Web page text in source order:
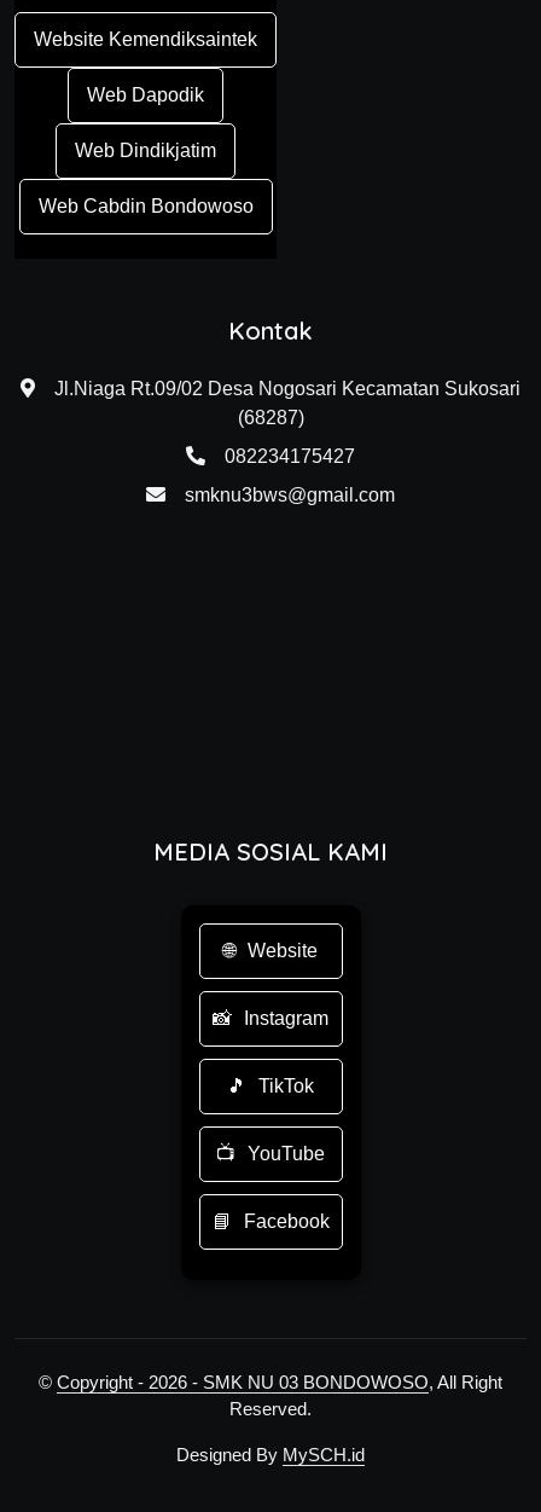
Website Kemendiksaintek
Web Dapodik
Web Dindikjatim
Web Cabdin Bondowoso
Kontak
Jl.Niaga Rt.09/02 Desa Nogosari Kecamatan Sukosari
(68287)
082234175427
smknu3bws@gmail.com
MEDIA SOSIAL KAMI
Website
Instagram
TikTok
YouTube
Facebook
© Copyright - 2026 - SMK NU 03 BONDOWOSO, All Right
Reserved.
Designed By MySCH.id